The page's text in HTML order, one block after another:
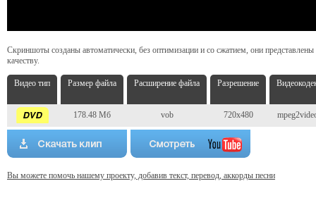
Скриншоты созданы автоматически, без оптимизации и со сжатием, они
качеству.
Видео тип Размер файла Расширение файла Разрешение
178.48 Мб vob 720x480
Вы можете помочь нашему проекту, добавив текст, перевод, аккорды песни